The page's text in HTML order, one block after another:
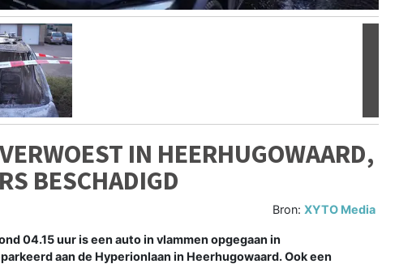
IN HEERHUGOWAARD,
BESCHADIGD
Bron:XYTO Media
04.15 uur is een auto in vlammen opgegaan in
aan de Hyperionlaan in Heerhugowaard. Ook een